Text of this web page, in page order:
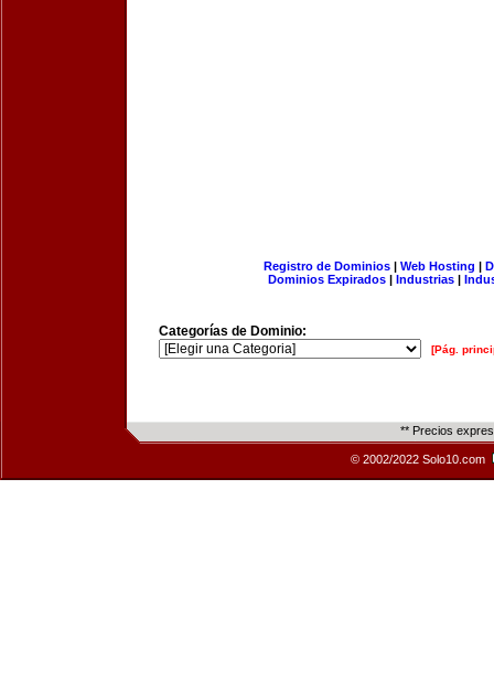
Registro de Dominios| Web Hosting |
Dominios Expirados | Industrias |
Categorías de Dominio:
[Pág.
** Precios
© 2002/2022 Solo10.com